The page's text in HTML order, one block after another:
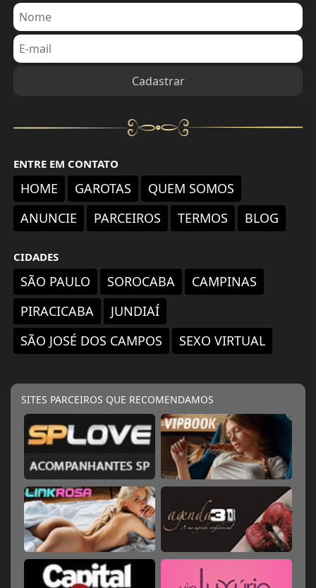
ENTRE EM CONTATO
HOME GAROTAS
QUEM SOMOS
ANUNCIE
PARCEIROS TERMOS BLOG
CIDADES
SÃO PAULO SOROCABA
CAMPINAS
PIRACICABA
JUNDIAÍ
SÃO JOSÉ DOS CAMPOS
SEXO VIRTUAL
SITES PARCEIROS QUE RECOMENDAMOS